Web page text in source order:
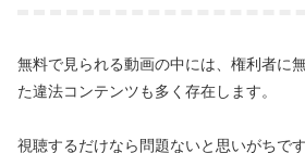
無料で見られる動画の中には、権利者に
た違法コンテンツも多く存在します。
視聴するだけなら問題ないと思いがちで